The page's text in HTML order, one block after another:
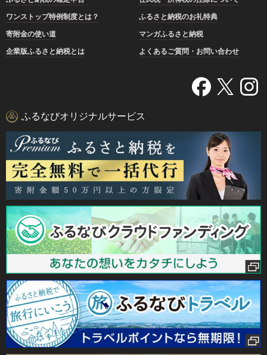
ワンストップ特例制度とは？
ふるさと納税のお礼特典
寄附金の使い道
マンガふるさと納税
企業版ふるさと納税とは
よくあるご質問・お問い合わせ
ふるなびオリジナルサービス